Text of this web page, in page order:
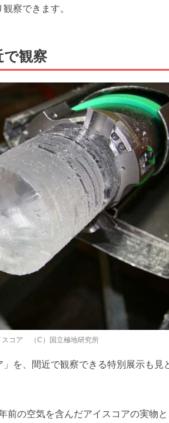
察できます。
で観察
スコア （C）国立極地研究所
を、間近で観察できる特別展示も見
の空気を含んだアイスコアの実物と